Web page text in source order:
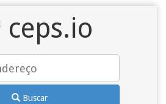
ceps.io
Buscar